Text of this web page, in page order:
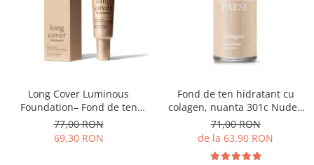
Long Cover Luminous
Foundation– Fond de ten
luminos
77,00 RON
69,30 RON
Fond de ten hidratant cu
colagen, nuanta 301c Nude -
30ml
71,00 RON
de la 63,90 RON